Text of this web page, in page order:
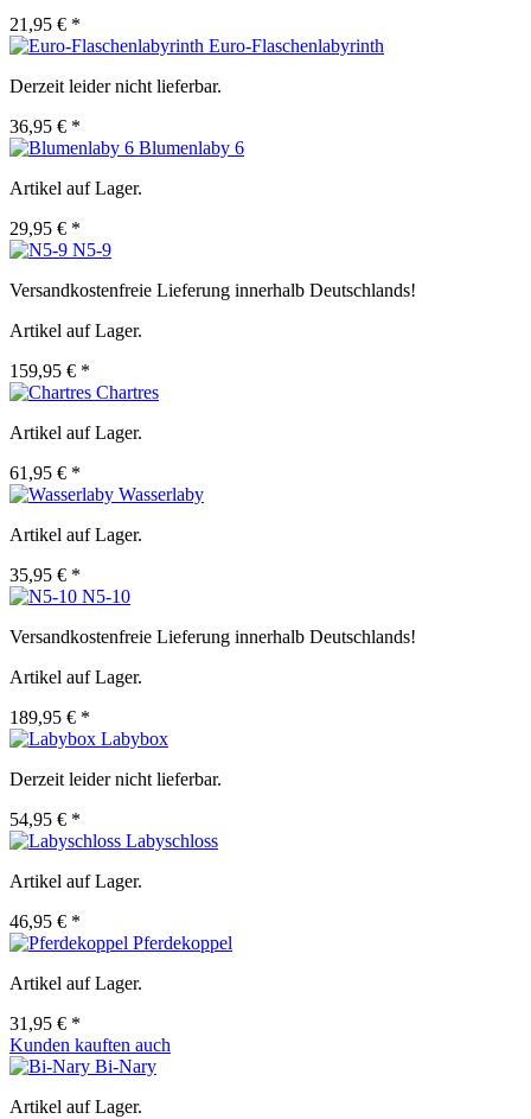
21,95 € *
Euro-Flaschenlabyrinth
Derzeit leider nicht lieferbar.
36,95 € *
Blumenlaby 6
Artikel auf Lager.
29,95 € *
N5-9
Versandkostenfreie Lieferung innerhalb Deutschlands!
Artikel auf Lager.
159,95 € *
Chartres
Artikel auf Lager.
61,95 € *
Wasserlaby
Artikel auf Lager.
35,95 € *
N5-10
Versandkostenfreie Lieferung innerhalb Deutschlands!
Artikel auf Lager.
189,95 € *
Labybox
Derzeit leider nicht lieferbar.
54,95 € *
Labyschloss
Artikel auf Lager.
46,95 € *
Pferdekoppel
Artikel auf Lager.
31,95 € *
Kunden kauften auch
Bi-Nary
Artikel auf Lager.